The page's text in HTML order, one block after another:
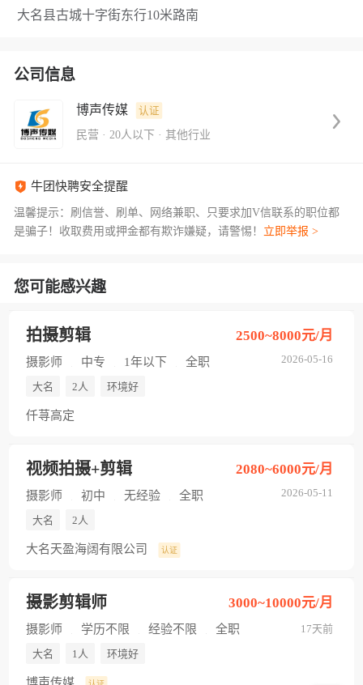
大名县古城十字街东行10米路南
公司信息
博声传媒 认证
民营 · 20人以下 · 其他行业
牛团快聘安全提醒
温馨提示：刷信誉、刷单、网络兼职、只要求加V信联系的职位都
是骗子！收取费用或押金都有欺诈嫌疑，请警惕！ 立即举报 >
您可能感兴趣
拍摄剪辑
2026-05-16
2500~8000元/月
摄影师 中专 1年以下 全职
大名 2人 环境好
仟荨高定
视频拍摄+剪辑
2026-05-11
2080~6000元/月
摄影师 初中 无经验 全职
大名 2人
大名天盈海阔有限公司 认证
摄影剪辑师
17天前
3000~10000元/月
摄影师 学历不限 经验不限 全职
大名 1人 环境好